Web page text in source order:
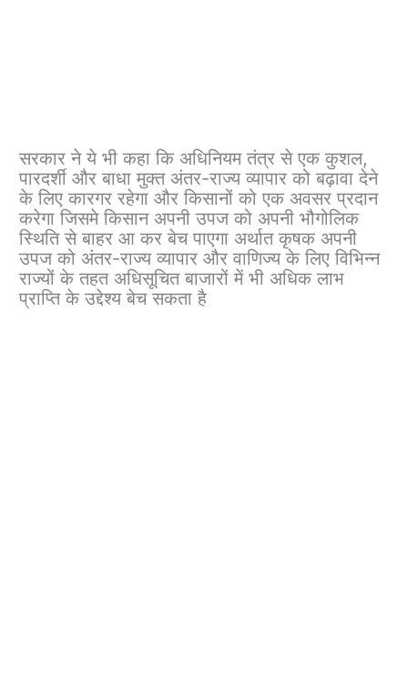
सरकार ने ये भी कहा कि अधिनियम तंत्र से एक कुशल,
पारदर्शी और बाधा मुक्त अंतर-राज्य व्यापार को बढ़ावा देने
के लिए कारगर रहेगा और किसानों को एक अवसर प्रदान
करेगा जिसमे किसान अपनी उपज को अपनी भौगोलिक
स्थिति से बाहर आ कर बेच पाएगा अर्थात कृषक अपनी
उपज को अंतर-राज्य व्यापार और वाणिज्य के लिए विभिन्न
राज्यों के तहत अधिसूचित बाजारों में भी अधिक लाभ
प्राप्ति के उद्देश्य बेच सकता है